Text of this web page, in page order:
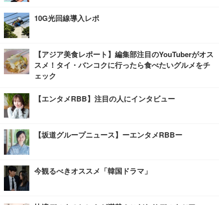
10G光回線導入レポ
【アジア美食レポート】編集部注目のYouTuberがオス
スメ！タイ・バンコクに行ったら食べたいグルメをチ
ェック
【エンタメRBB】注目の人にインタビュー
【坂道グループニュース】ーエンタメRBBー
今観るべきオススメ「韓国ドラマ」